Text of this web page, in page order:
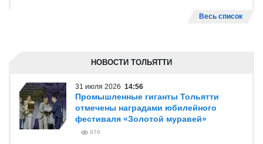
Весь список
НОВОСТИ ТОЛЬЯТТИ
31 июля 2026 14:56
Промышленные гиганты Тольятти
отмечены наградами юбилейного
фестиваля «Золотой муравей»
976